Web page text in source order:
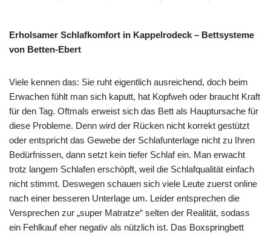
Erholsamer Schlafkomfort in Kappelrodeck – Bettsysteme
von Betten-Ebert
Viele kennen das: Sie ruht eigentlich ausreichend, doch beim
Erwachen fühlt man sich kaputt, hat Kopfweh oder braucht Kraft
für den Tag. Oftmals erweist sich das Bett als Hauptursache für
diese Probleme. Denn wird der Rücken nicht korrekt gestützt
oder entspricht das Gewebe der Schlafunterlage nicht zu Ihren
Bedürfnissen, dann setzt kein tiefer Schlaf ein. Man erwacht
trotz langem Schlafen erschöpft, weil die Schlafqualität einfach
nicht stimmt. Deswegen schauen sich viele Leute zuerst online
nach einer besseren Unterlage um. Leider entsprechen die
Versprechen zur „super Matratze“ selten der Realität, sodass
ein Fehlkauf eher negativ als nützlich ist. Das Boxspringbett